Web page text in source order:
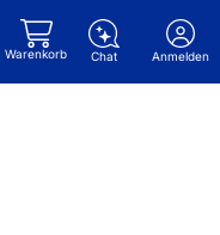
Warenkorb Chat Anmelden